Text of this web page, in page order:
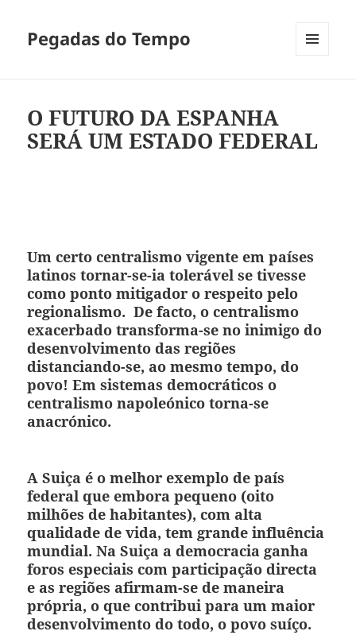
Pegadas do Tempo
O FUTURO DA ESPANHA
SERÁ UM ESTADO FEDERAL
Um certo centralismo vigente em países
latinos tornar-se-ia tolerável se tivesse
como ponto mitigador o respeito pelo
regionalismo. De facto, o centralismo
exacerbado transforma-se no inimigo do
desenvolvimento das regiões
distanciando-se, ao mesmo tempo, do
povo! Em sistemas democráticos o
centralismo napoleónico torna-se
anacrónico.
A Suiça é o melhor exemplo de país
federal que embora pequeno (oito
milhões de habitantes), com alta
qualidade de vida, tem grande influência
mundial. Na Suiça a democracia ganha
foros especiais com participação directa
e as regiões afirmam-se de maneira
própria, o que contribui para um maior
desenvolvimento do todo, o povo suíço.